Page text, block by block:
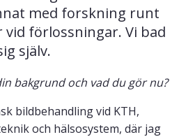
med forskning runt
vid förlossningar. Vi bad
själv.
bakgrund och vad du gör nu?
bildbehandling vid KTH,
och hälsosystem, där jag